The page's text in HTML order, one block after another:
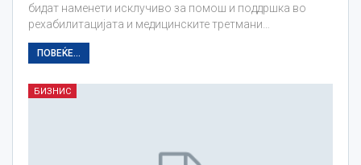
бидат наменети исклучиво за помош и поддршка во
рехабилитацијата и медицинските третмани…
ПОВЕЌЕ...
БИЗНИС